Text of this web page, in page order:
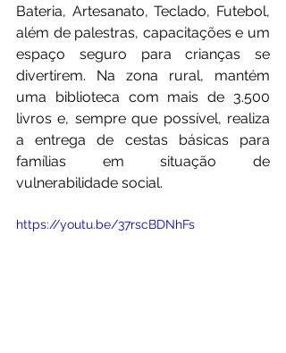
Bateria, Artesanato, Teclado, Futebol,
além de palestras, capacitações e um
espaço seguro para crianças se
divertirem. Na zona rural, mantém
uma biblioteca com mais de 3.500
livros e, sempre que possível, realiza
a entrega de cestas básicas para
famílias em situação de
vulnerabilidade social.
https://youtu.be/37rscBDNhFs